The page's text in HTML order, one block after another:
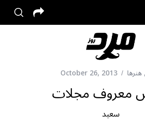
,هنرها October 26, 2013
معروف مجلات
سعید